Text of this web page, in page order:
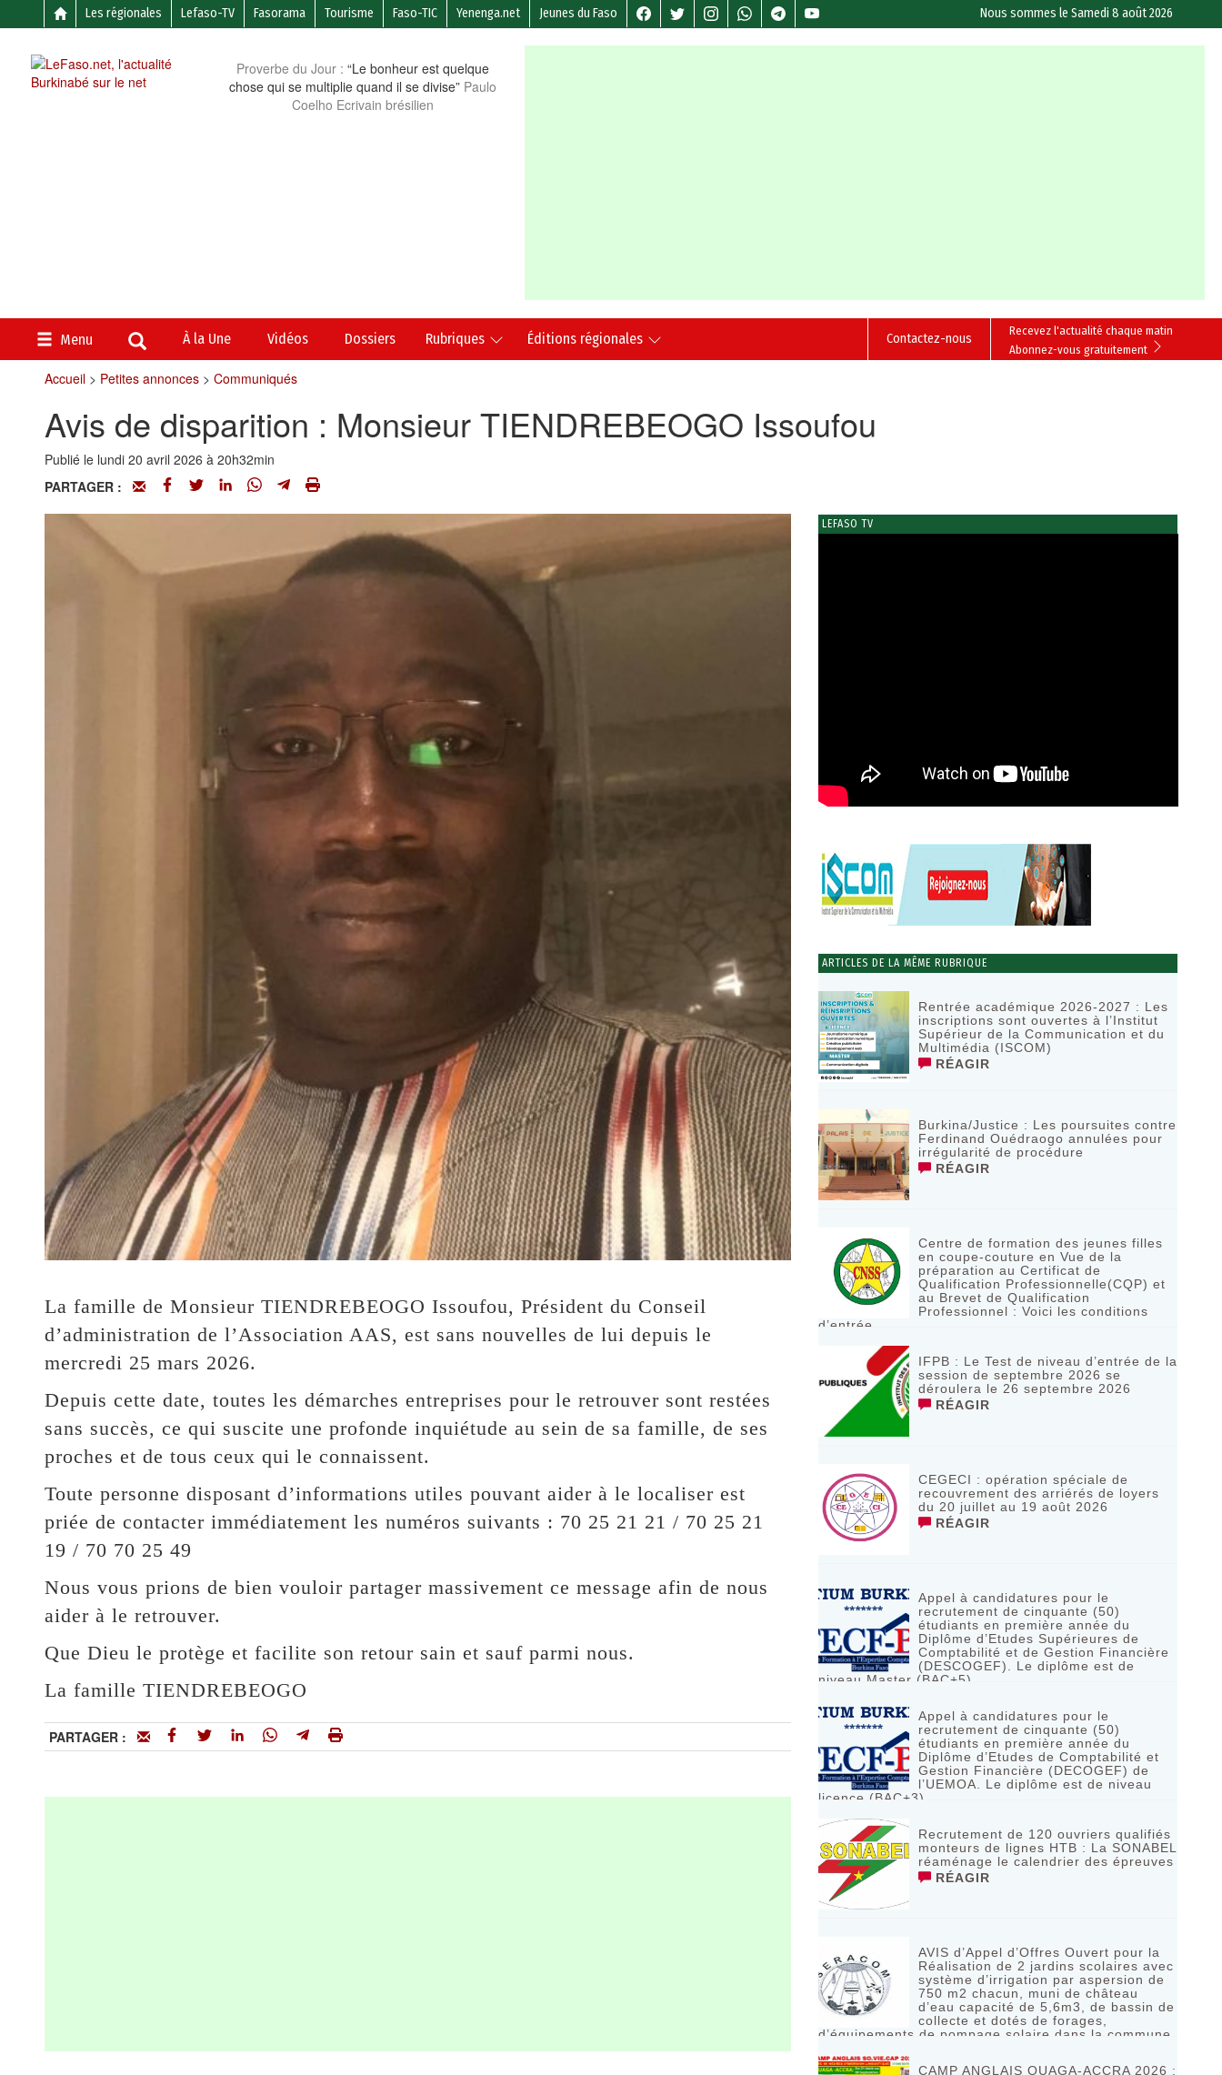
Les régionales Lefaso-TV Fasorama Tourisme Faso-TIC Yenenga.net Jeunes du Faso Nous sommes leSamedi 8 août 2026
Proverbe du Jour : “Le bonheur est quelque
chose qui se multiplie quand il se divise” Paulo
Coelho Ecrivain brésilien
Menu À la Une Vidéos Dossiers Rubriques Éditions régionales
Recevez l'actualité chaque matin
Abonnez-vous gratuitement
Contactez-nous
Accueil> Petites annonces> Communiqués
Avis de disparition : Monsieur TIENDREBEOGO Issoufou
Publié le lundi 20 avril 2026 à 20h32min
PARTAGER :
La famille de Monsieur TIENDREBEOGO Issoufou, Président du Conseil
d’administration de l’Association AAS, est sans nouvelles de lui depuis le
mercredi 25 mars 2026.
Depuis cette date, toutes les démarches entreprises pour le retrouver sont restées
sans succès, ce qui suscite une profonde inquiétude au sein de sa famille, de ses
proches et de tous ceux qui le connaissent.
Toute personne disposant d’informations utiles pouvant aider à le localiser est
priée de contacter immédiatement les numéros suivants : 70 25 21 21 / 70 25 21
19 / 70 70 25 49
Nous vous prions de bien vouloir partager massivement ce message afin de nous
aider à le retrouver.
Que Dieu le protège et facilite son retour sain et sauf parmi nous.
La famille TIENDREBEOGO
PARTAGER :
LEFASO TV
ARTICLES DE LA MÊME RUBRIQUE
Rentrée académique 2026-2027 : Les
inscriptions sont ouvertes à l’Institut
Supérieur de la Communication et du
Multimédia (ISCOM)
RÉAGIR
Burkina/Justice : Les poursuites contre
Ferdinand Ouédraogo annulées pour
irrégularité de procédure
RÉAGIR
Centre de formation des jeunes filles
en coupe-couture en Vue de la
préparation au Certificat de
Qualification Professionnelle(CQP) et
au Brevet de Qualification
Professionnel : Voici les conditions
d’entrée
IFPB : Le Test de niveau d’entrée de la
session de septembre 2026 se
déroulera le 26 septembre 2026
RÉAGIR
CEGECI : opération spéciale de
recouvrement des arriérés de loyers
du 20 juillet au 19 août 2026
RÉAGIR
Appel à candidatures pour le
recrutement de cinquante (50)
étudiants en première année du
Diplôme d’Etudes Supérieures de
Comptabilité et de Gestion Financière
(DESCOGEF). Le diplôme est de
niveau Master (BAC+5)
Appel à candidatures pour le
recrutement de cinquante (50)
étudiants en première année du
Diplôme d’Etudes de Comptabilité et
Gestion Financière (DECOGEF) de
l’UEMOA. Le diplôme est de niveau
licence (BAC+3)
Recrutement de 120 ouvriers qualifiés
monteurs de lignes HTB : La SONABEL
réaménage le calendrier des épreuves
RÉAGIR
AVIS d’Appel d’Offres Ouvert pour la
Réalisation de 2 jardins scolaires avec
système d’irrigation par aspersion de
750 m2 chacun, muni de château
d’eau capacité de 5,6m3, de bassin de
collecte et dotés de forages,
d’équipements de pompage solaire dans la commune
RÉAGIR
CAMP ANGLAIS OUAGA-ACCRA 2026 :